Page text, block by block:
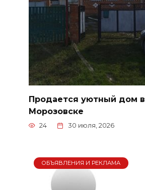
Продается уютный дом в
Морозовске
24 30 июля, 2026
ОБЪЯВЛЕНИЯ И РЕКЛАМА